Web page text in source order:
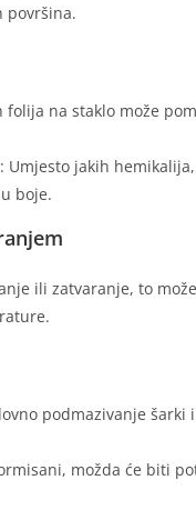
površina.
folija na staklo može
: Umjesto jakih
boje.
ili zatvaranje, to
podmazivanje
možda će biti